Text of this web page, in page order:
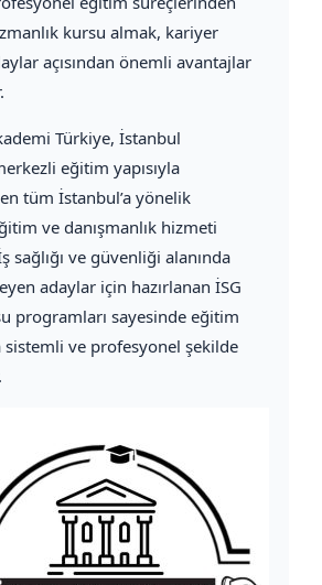
kursu almak, kariyer
açısından önemli avantajlar
Türkiye, İstanbul
eğitim yapısıyla
tüm İstanbul’a yönelik
ve danışmanlık hizmeti
sağlığı ve güvenliği alanında
adaylar için hazırlanan İSG
programları sayesinde eğitim
sistemli ve profesyonel şekilde